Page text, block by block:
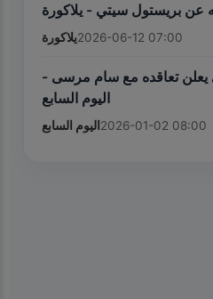
بريستول سيتي - يلاكورة
يلاكورة2026-06-12 07:00
يعلن تعاقده مع سام مرسى -
اليوم السابع
اليوم السابع 2026-01-02 08:00